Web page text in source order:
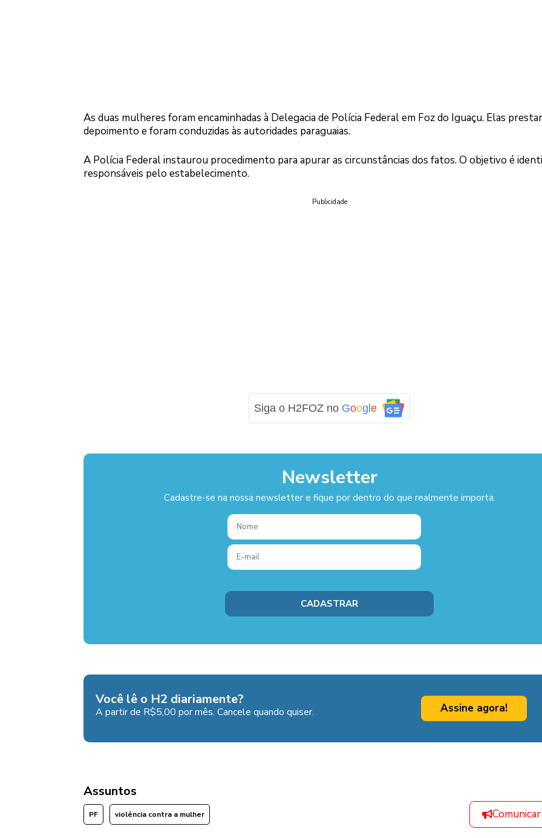
As duas mulheres foram encaminhadas à Delegacia de Polícia Federal em Foz do Iguaçu. Elas
depoimento e foram conduzidas às autoridades paraguaias.
A Polícia Federal instaurou procedimento para apurar as circunstâncias dos fatos. O objetivo é
responsáveis pelo estabelecimento.
Publicidade
Siga o H2FOZ no Google
Newsletter
Cadastre-se na nossa newsletter e fique por dentro do que realmente importa.
Você lê o H2 diariamente?
A partir de R$5,00 por mês. Cancele quando quiser. Assine agora!
Assuntos
PF violência contra a mulher